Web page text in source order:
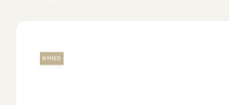
NYHED